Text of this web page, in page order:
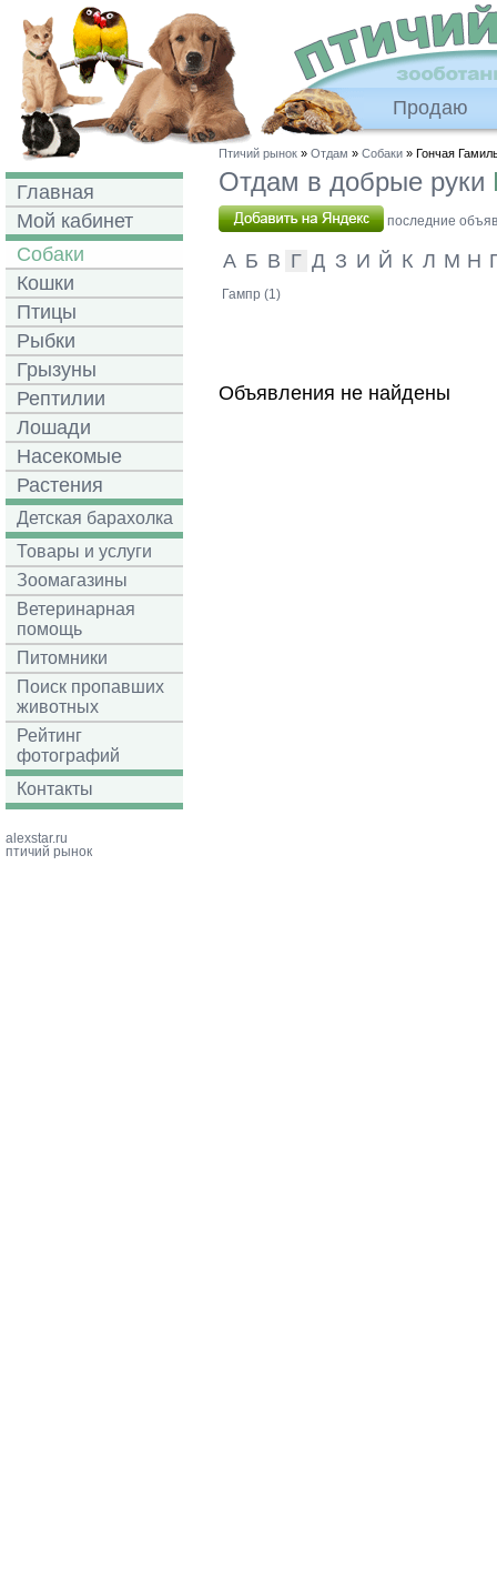
Продаю
Главная
Мой кабинет
Собаки
Кошки
Птицы
Рыбки
Грызуны
Рептилии
Лошади
Насекомые
Растения
Детская барахолка
Товары и услуги
Зоомагазины
Ветеринарная
помощь
Питомники
Поиск пропавших
животных
Рейтинг
фотографий
Контакты
Птичий рынок » Отдам » Собаки » Гончая
Отдам в добрые руки
последние
А Б В Г Д З И Й К Л М Н
Гампр (1)
Объявления не найдены
alexstar.ru
птичий рынок